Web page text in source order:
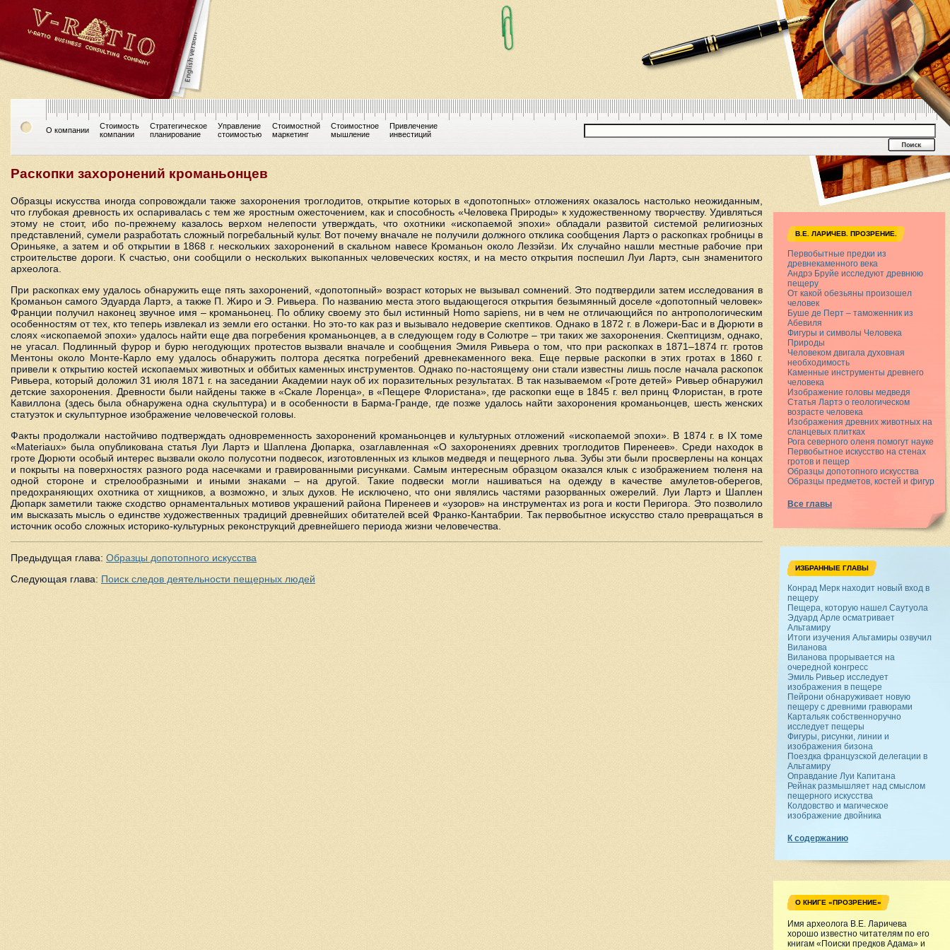
О компании
Стоимость
компании
Стратегическое
планирование
Управление
стоимостью
Стоимостной
маркетинг
Стоимостное
мышление
Привлечение
инвестиций
Раскопки захоронений кроманьонцев
Образцы искусства иногда сопровождали также захоронения троглодитов, открытие которых в «допотопных» отложениях оказалось настолько неожиданным,
что глубокая древность их оспаривалась с тем же яростным ожесточением, как и способность «Человека Природы» к художественному творчеству. Удивляться
этому не стоит, ибо по-прежнему казалось верхом нелепости утверждать, что охотники «ископаемой эпохи» обладали развитой системой религиозных
представлений, сумели разработать сложный погребальный культ. Вот почему вначале не получили должного отклика сообщения Лартэ о раскопках гробницы в
Ориньяке, а затем и об открытии в 1868 г. нескольких захоронений в скальном навесе Кроманьон около Лезэйзи. Их случайно нашли местные рабочие при
строительстве дороги. К счастью, они сообщили о нескольких выкопанных человеческих костях, и на место открытия поспешил Луи Лартэ, сын знаменитого
археолога.
При раскопках ему удалось обнаружить еще пять захоронений, «допотопный» возраст которых не вызывал сомнений. Это подтвердили затем исследования в
Кроманьон самого Эдуарда Лартэ, а также П. Жиро и Э. Ривьера. По названию места этого выдающегося открытия безымянный доселе «допотопный человек»
Франции получил наконец звучное имя – кроманьонец. По облику своему это был истинный Homo sapiens, ни в чем не отличающийся по антропологическим
особенностям от тех, кто теперь извлекал из земли его останки. Но это-то как раз и вызывало недоверие скептиков. Однако в 1872 г. в Ложери-Бас и в Дюрюти в
слоях «ископаемой эпохи» удалось найти еще два погребения кроманьонцев, а в следующем году в Солютре – три таких же захоронения. Скептицизм, однако,
не угасал. Подлинный фурор и бурю негодующих протестов вызвали вначале и сообщения Эмиля Ривьера о том, что при раскопках в 1871–1874 гг. гротов
Ментоны около Монте-Карло ему удалось обнаружить полтора десятка погребений древнекаменного века. Еще первые раскопки в этих гротах в 1860 г.
привели к открытию костей ископаемых животных и оббитых каменных инструментов. Однако по-настоящему они стали известны лишь после начала раскопок
Ривьера, который доложил 31 июля 1871 г. на заседании Академии наук об их поразительных результатах. В так называемом «Гроте детей» Ривьер обнаружил
детские захоронения. Древности были найдены также в «Скале Лоренца», в «Пещере Флористана», где раскопки еще в 1845 г. вел принц Флористан, в гроте
Кавиллона (здесь была обнаружена одна скульптура) и в особенности в Барма-Гранде, где позже удалось найти захоронения кроманьонцев, шесть женских
статуэток и скульптурное изображение человеческой головы.
Факты продолжали настойчиво подтверждать одновременность захоронений кроманьонцев и культурных отложений «ископаемой эпохи». В 1874 г. в IX томе
«Materiaux» была опубликована статья Луи Лартэ и Шаплена Дюпарка, озаглавленная «О захоронениях древних троглодитов Пиренеев». Среди находок в
гроте Дюрюти особый интерес вызвали около полусотни подвесок, изготовленных из клыков медведя и пещерного льва. Зубы эти были просверлены на концах
и покрыты на поверхностях разного рода насечками и гравированными рисунками. Самым интересным образцом оказался клык с изображением тюленя на
одной стороне и стрелообразными и иными знаками – на другой. Такие подвески могли нашиваться на одежду в качестве амулетов-оберегов,
предохраняющих охотника от хищников, а возможно, и злых духов. Не исключено, что они являлись частями разорванных ожерелий. Луи Лартэ и Шаплен
Дюпарк заметили также сходство орнаментальных мотивов украшений района Пиренеев и «узоров» на инструментах из рога и кости Перигора. Это позволило
им высказать мысль о единстве художественных традиций древнейших обитателей всей Франко-Кантабрии. Так первобытное искусство стало превращаться в
источник особо сложных историко-культурных реконструкций древнейшего периода жизни человечества.
Предыдущая глава: Образцы допотопного искусства
Следующая глава: Поиск следов деятельности пещерных людей
В.Е. ЛАРИЧЕВ. ПРОЗРЕНИЕ.
Первобытные предки из
древнекаменного века
Андрэ Бруйе исследуют древнюю
пещеру
От какой обезьяны произошел
человек
Буше де Перт – таможенник из
Абевиля
Фигуры и символы Человека
Природы
Человеком двигала духовная
необходимость
Каменные инструменты древнего
человека
Изображение головы медведя
Статья Лартэ о геологическом
возрасте человека
Изображения древних животных на
сланцевых плитках
Рога северного оленя помогут науке
Первобытное искусство на стенах
гротов и пещер
Образцы допотопного искусства
Образцы предметов, костей и фигур
Все главы
ИЗБРАННЫЕ ГЛАВЫ
Конрад Мерк находит новый вход в
пещеру
Пещера, которую нашел Саутуола
Эдуард Арле осматривает
Альтамиру
Итоги изучения Альтамиры озвучил
Виланова
Виланова прорывается на
очередной конгресс
Эмиль Ривьер исследует
изображения в пещере
Пейрони обнаруживает новую
пещеру с древними гравюрами
Картальяк собственноручно
исследует пещеры
Фигуры, рисунки, линии и
изображения бизона
Поездка французской делегации в
Альтамиру
Оправдание Луи Капитана
Рейнак размышляет над смыслом
пещерного искусства
Колдовство и магическое
изображение двойника
К содержанию
О КНИГЕ «ПРОЗРЕНИЕ»
Имя археолога В.Е. Ларичева
хорошо известно читателям по его
книгам «Поиски предков Адама» и